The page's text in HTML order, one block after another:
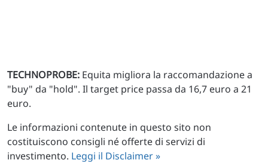
TECHNOPROBE: Equita migliora la raccomandazione a
"buy" da "hold". Il target price passa da 16,7 euro a 21
euro.
Le informazioni contenute in questo sito non
costituiscono consigli né offerte di servizi di
investimento. Leggi il Disclaimer »